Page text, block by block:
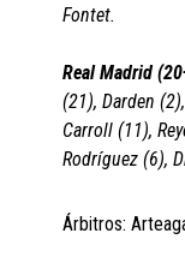
Fontet.
Real Madrid
(21), Darden
Carroll (11),
Rodríguez (6),
Árbitros: